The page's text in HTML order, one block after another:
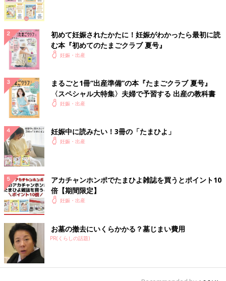
初めて妊娠されたかたに！妊娠がわかったら最初に読
む本『初めてのたまごクラブ 夏号』
妊娠・出産
まるごと1冊“出産準備”の本『たまごクラブ 夏号』
〈スペシャル大特集〉夫婦で予習する 出産の教科書
妊娠・出産
妊娠中に読みたい！3冊の「たまひよ」
妊娠・出産
アカチャンホンポでたまひよ雑誌を買うとポイント10
倍【期間限定】
妊娠・出産
お墓の撤去にいくらかかる？墓じまい費用
PR(くらしの話題)